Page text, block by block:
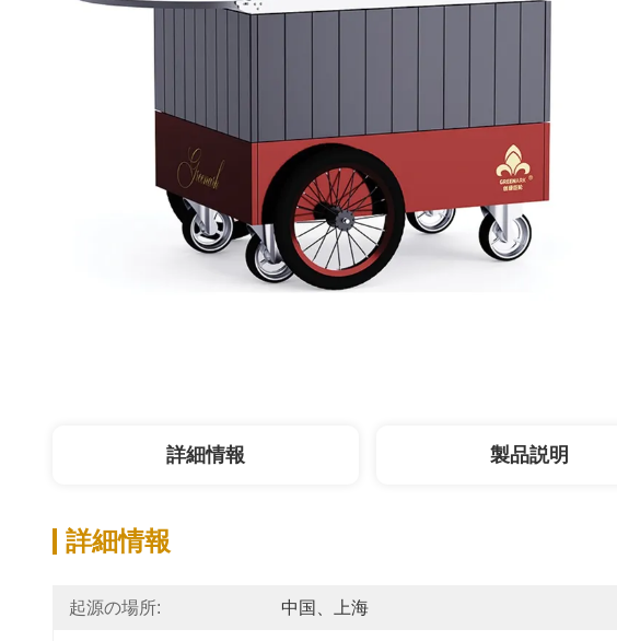
詳細情報 製品説明
詳細情報
起源の場所: 中国、上海